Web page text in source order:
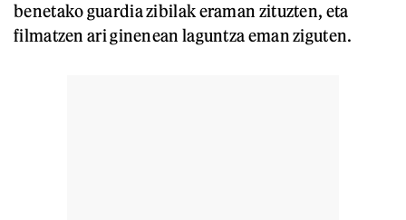
benetako guardia zibilak eraman zituzten, eta
filmatzen ari ginenean laguntza eman ziguten.